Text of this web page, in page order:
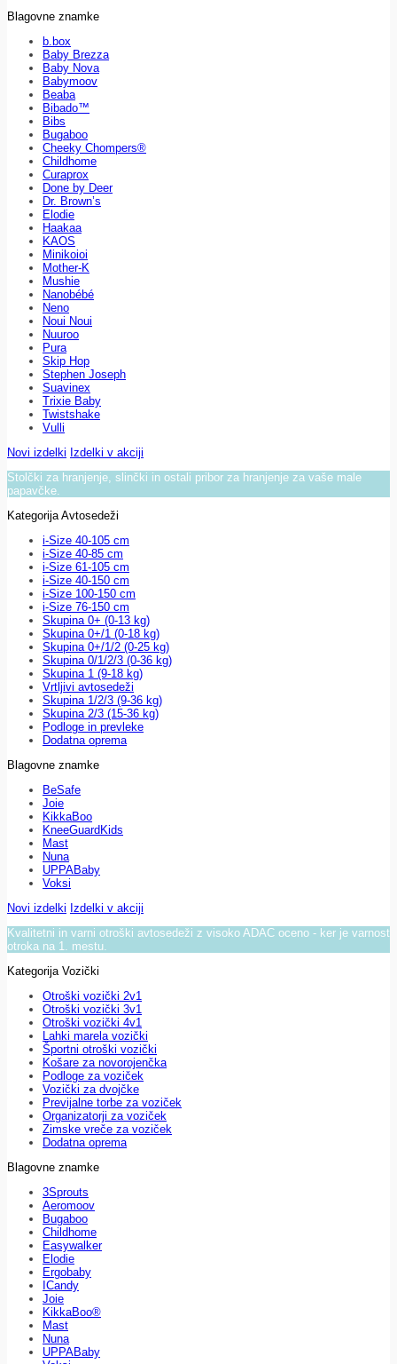
Blagovne znamke
b.box
Baby Brezza
Baby Nova
Babymoov
Beaba
Bibado™
Bibs
Bugaboo
Cheeky Chompers®
Childhome
Curaprox
Done by Deer
Dr. Brown’s
Elodie
Haakaa
KAOS
Minikoioi
Mother-K
Mushie
Nanobébé
Neno
Noui Noui
Nuuroo
Pura
Skip Hop
Stephen Joseph
Suavinex
Trixie Baby
Twistshake
Vulli
Novi izdelki Izdelki v akciji
Stolčki za hranjenje, slinčki in ostali pribor za hranjenje za vaše male
papavčke.
Kategorija Avtosedeži
i-Size 40-105 cm
i-Size 40-85 cm
i-Size 61-105 cm
i-Size 40-150 cm
i-Size 100-150 cm
i-Size 76-150 cm
Skupina 0+ (0-13 kg)
Skupina 0+/1 (0-18 kg)
Skupina 0+/1/2 (0-25 kg)
Skupina 0/1/2/3 (0-36 kg)
Skupina 1 (9-18 kg)
Vrtljivi avtosedeži
Skupina 1/2/3 (9-36 kg)
Skupina 2/3 (15-36 kg)
Podloge in prevleke
Dodatna oprema
Blagovne znamke
BeSafe
Joie
KikkaBoo
KneeGuardKids
Mast
Nuna
UPPABaby
Voksi
Novi izdelki Izdelki v akciji
Kvalitetni in varni otroški avtosedeži z visoko ADAC oceno - ker je varnost
otroka na 1. mestu.
Kategorija Vozički
Otroški vozički 2v1
Otroški vozički 3v1
Otroški vozički 4v1
Lahki marela vozički
Športni otroški vozički
Košare za novorojenčka
Podloge za voziček
Vozički za dvojčke
Previjalne torbe za voziček
Organizatorji za voziček
Zimske vreče za voziček
Dodatna oprema
Blagovne znamke
3Sprouts
Aeromoov
Bugaboo
Childhome
Easywalker
Elodie
Ergobaby
ICandy
Joie
KikkaBoo®
Mast
Nuna
UPPABaby